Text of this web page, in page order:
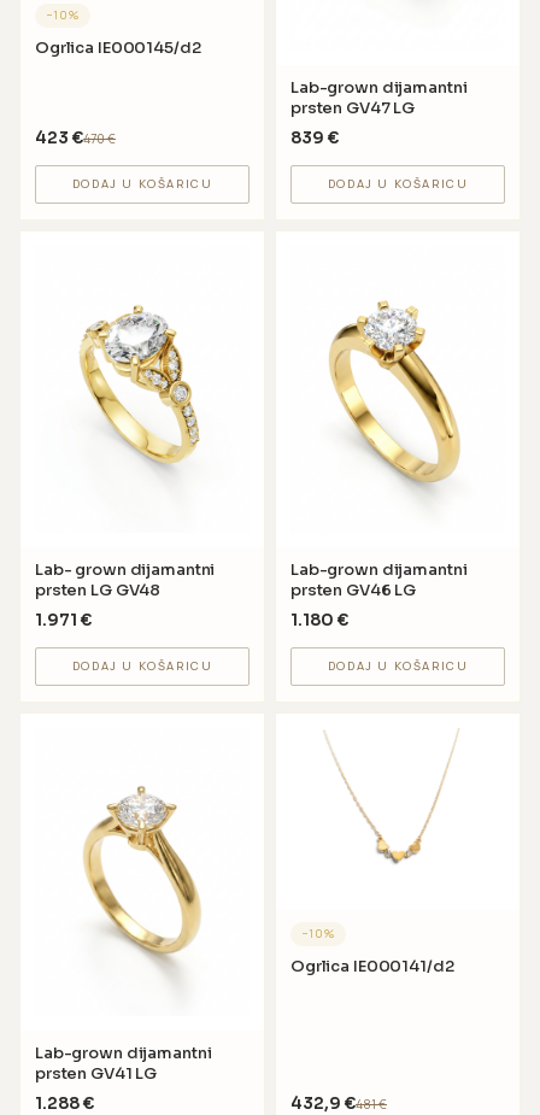
−10%
Ogrlica IE000145/d2
423 €470€
DODAJ U KOŠARICU
Lab-grown dijamantni
prsten GV47 LG
839 €
DODAJ U KOŠARICU
Lab- grown dijamantni
prsten LG GV48
1.971 €
DODAJ U KOŠARICU
Lab-grown dijamantni
prsten GV46 LG
1.180 €
DODAJ U KOŠARICU
Lab-grown dijamantni
prsten GV41 LG
1.288€
−10%
Ogrlica IE000141/d2
432,9 €481€